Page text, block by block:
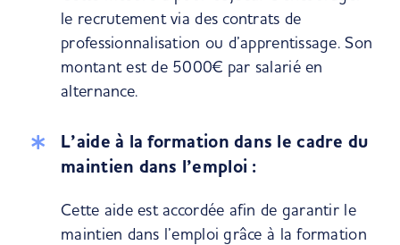
le recrutement via des contrats de
professionnalisation ou d’apprentissage. Son
montant est de 5000€ par salarié en
alternance.
L’aide à la formation dans le cadre du
maintien dans l’emploi :
Cette aide est accordée afin de garantir le
maintien dans l’emploi grâce à la formation